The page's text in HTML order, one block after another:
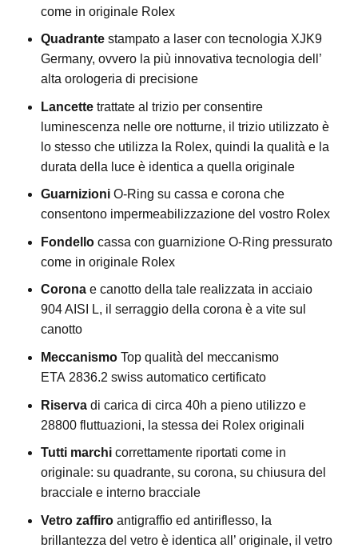
come in originale Rolex
Quadrantestampato a laser con tecnologia XJK9
Germany, ovvero la più innovativa tecnologia dell’
alta orologeria di precisione
Lancettetrattate al trizio per consentire
luminescenza nelle ore notturne, il trizio utilizzato è
lo stesso che utilizza la Rolex, quindi la qualità e la
durata della luce è identica a quella originale
GuarnizioniO-Ring su cassa e corona che
consentono impermeabilizzazione del vostro Rolex
Fondellocassa con guarnizione O-Ring pressurato
come in originale Rolex
Coronae canotto della tale realizzata in acciaio
904 AISI L, il serraggio della corona è a vite sul
canotto
MeccanismoTop qualità del meccanismo
ETA 2836.2 swiss automatico certificato
Riservadi carica di circa 40h a pieno utilizzo e
28800 fluttuazioni, la stessa dei Rolex originali
Tutti marchi correttamente riportati come in
originale: su quadrante, su corona, su chiusura del
bracciale e interno bracciale
Vetro zaffiroantigraffio ed antiriflesso, la
brillantezza del vetro è identica all’ originale, il vetro